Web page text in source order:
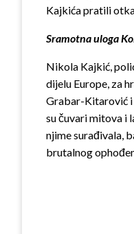
Kajkića pratili
Sramotna uloga
Nikola Kajkić,
dijelu Europe, za
Grabar-Kitarović i
su čuvari mitova i
njime surađivala,
brutalnog